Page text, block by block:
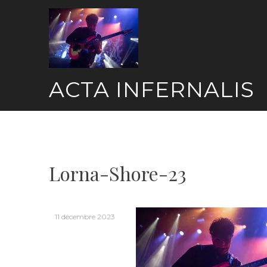
ACTA INFERNALIS
Lorna-Shore-23
11 décembre 2023